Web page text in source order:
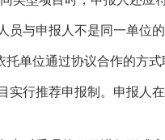
员与申报人不是同一单位
托单位通过协议合作的方
实行推荐申报制。申报人